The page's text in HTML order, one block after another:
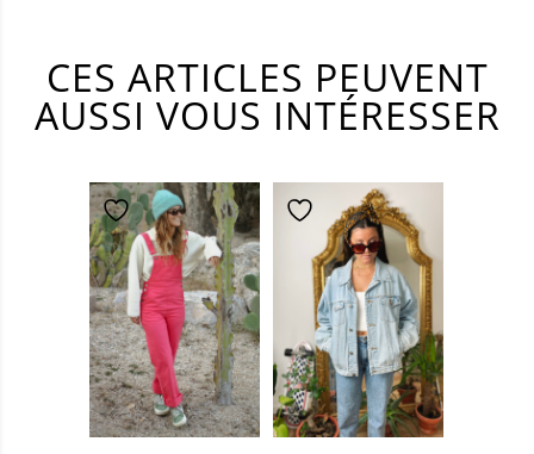
CES ARTICLES PEUVENT
AUSSI VOUS INTÉRESSER